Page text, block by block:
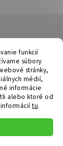
funkcií
súbory
stránky,
médií,
informácie
alebo ktoré od
informáciítu.